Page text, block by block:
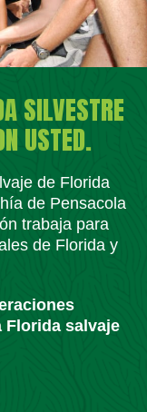
SILVESTRE
USTED.
de Florida
de Pensacola
trabaja para
de Florida y
Florida salvaje